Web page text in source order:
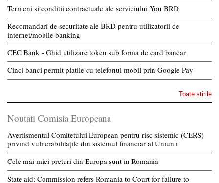
Termeni si conditii contractuale ale serviciului You BRD
Recomandari de securitate ale BRD pentru utilizatorii de
internet/mobile banking
CEC Bank - Ghid utilizare token sub forma de card bancar
Cinci banci permit platile cu telefonul mobil prin Google Pay
Toate stirile
Noutati Comisia Europeana
Avertismentul Comitetului European pentru risc sistemic (CERS)
privind vulnerabilitățile din sistemul financiar al Uniunii
Cele mai mici preturi din Europa sunt in Romania
State aid: Commission refers Romania to Court for failure to